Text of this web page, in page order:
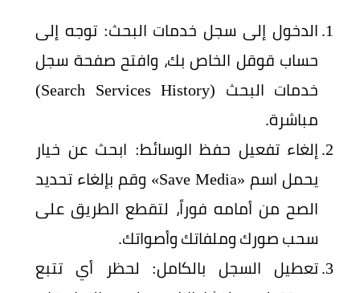
الدخول إلى سجل خدمات البحث:‏ توجه إلى
حساب قوقل الخاص بك، وافتح صفحة سجل
خدمات البحث (Search Services History)
مباشرة.
إلغاء تفعيل حفظ الوسائط: ابحث عن خيار
يحمل اسم «Save Media» وقم بإلغاء تحديد
الصح من أمامه فوراً، لتقطع الطريق على
سحب صورك وملفاتك وأصواتك.
تعطيل السجل بالكامل:‏ لحظر أي تتبع